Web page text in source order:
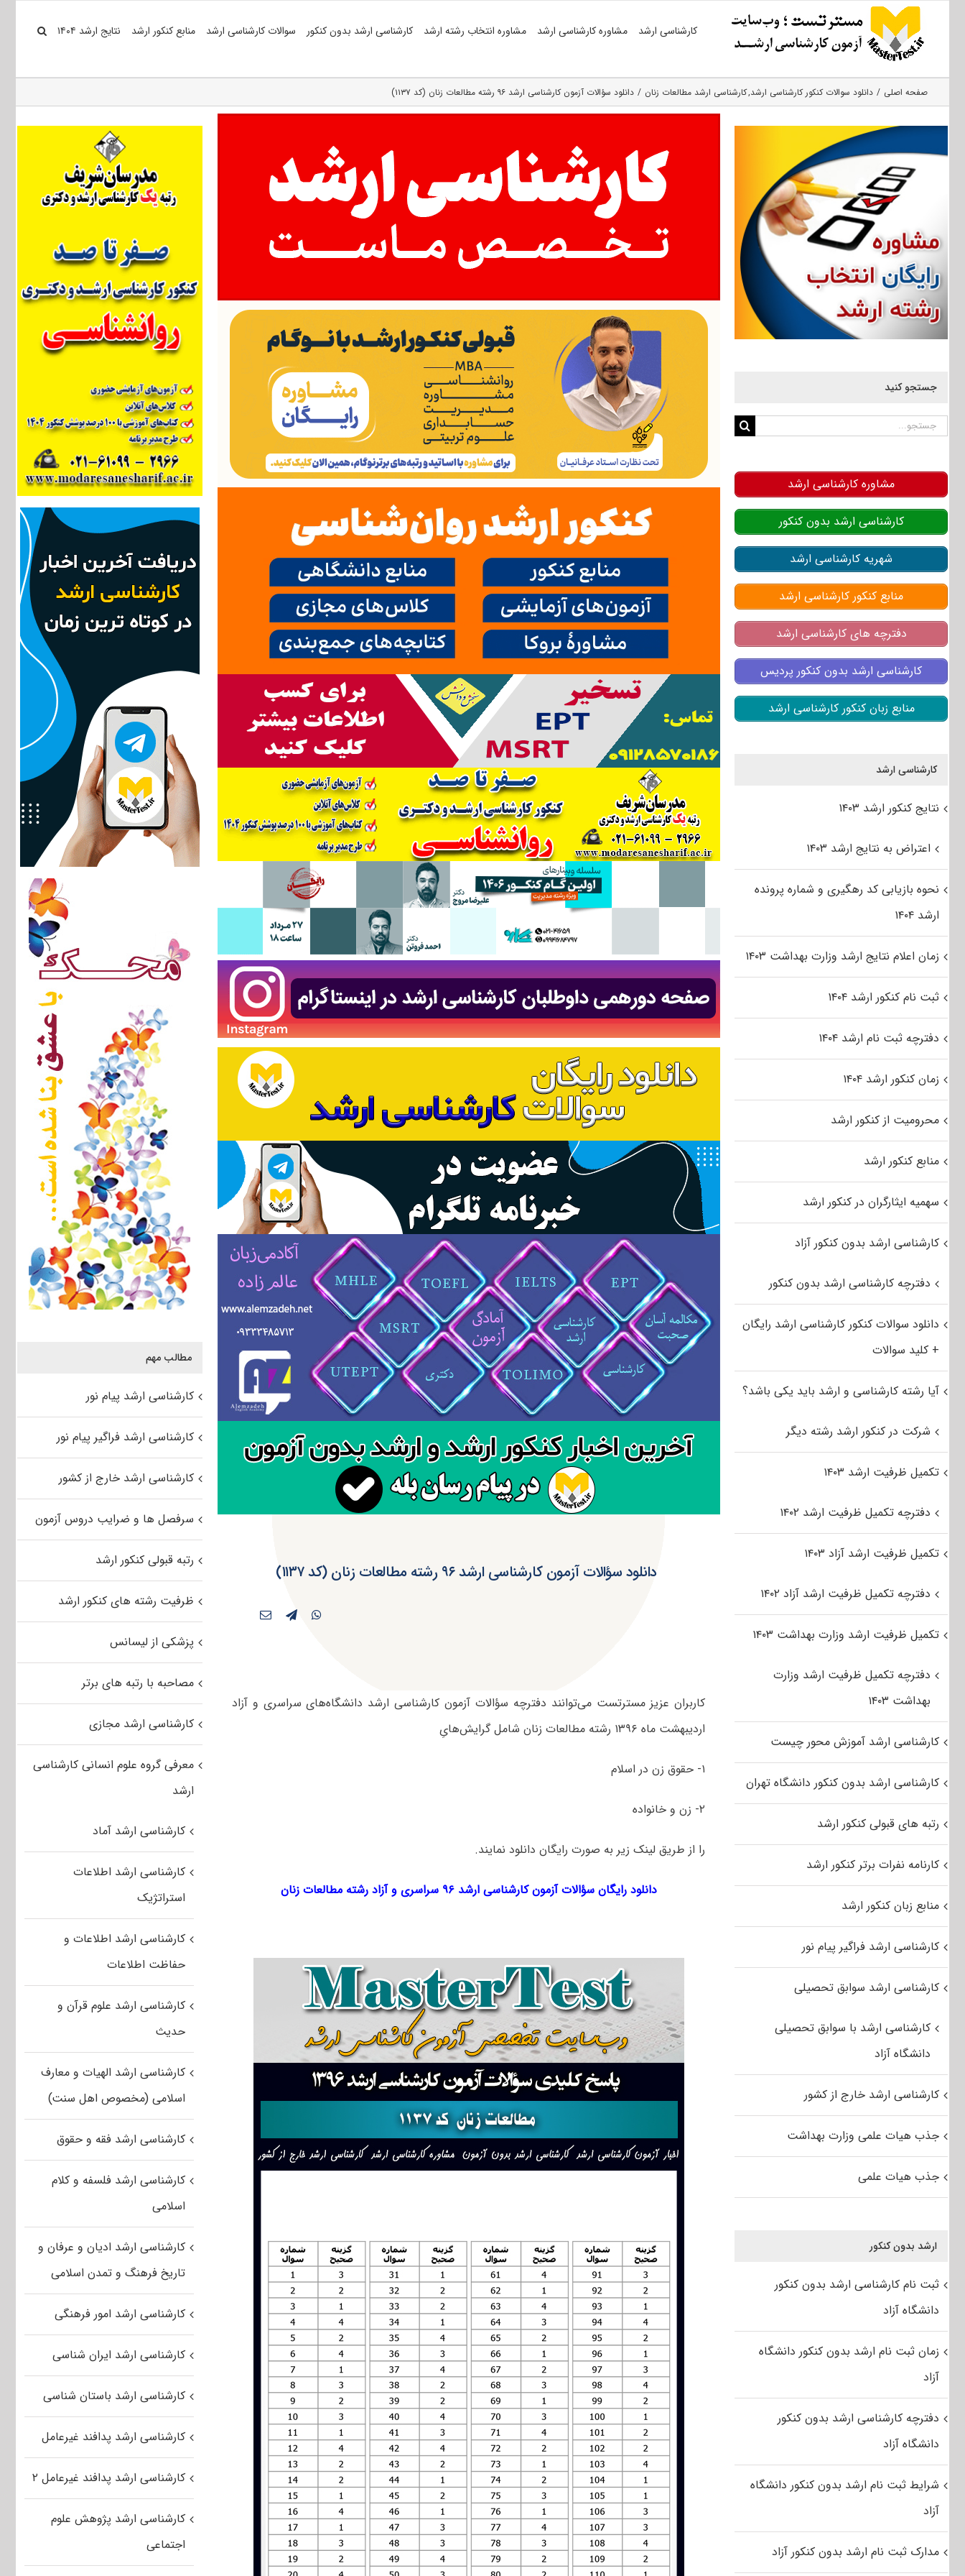
کارشناسی ارشد مشاوره کارشناسی ارشد مشاوره انتخاب رشته ارشد کارشناسی ارشد بدون کنکور سوالات کارشناسی ارشد منابع کنکور ارشد نتایج ارشد ۱۴۰۴
صفحه اصلی دانلود سوالات کنکور کارشناسی ارشد کارشناسی ارشد مطالعات زنان دانلود سؤالات آزمون کارشناسی ارشد ۹۶ رشته مطالعات زنان (کد ۱۱۳۷)
دانلود سؤالات آزمون کارشناسی ارشد ۹۶ رشته مطالعات زنان (کد ۱۱۳۷)
کاربران عزیز مسترتست می‌توانند دفترچه سؤالات آزمون کارشناسی ارشد دانشگاه‌های سراسری و آزاد
اردیبهشت ماه ۱۳۹۶ رشته مطالعات زنان شامل گرایش‌هایِ
۱- حقوق زن در اسلام
۲- زن و خانواده
را از طریق لینک‌ زیر به صورت رایگان دانلود نمایند.
دانلود رایگان سؤالات آزمون کارشناسی ارشد ۹۶ سراسری و آزاد رشته مطالعات زنان
مطالب مهم
کارشناسی ارشد پیام نور
کارشناسی ارشد فراگیر پیام نور
کارشناسی ارشد خارج از کشور
سرفصل ها و ضرایب دروس آزمون
رتبه قبولی کنکور ارشد
ظرفیت رشته های کنکور ارشد
پزشکی از لیسانس
مصاحبه با رتبه های برتر
کارشناسی ارشد مجازی
معرفی گروه علوم انسانی کارشناسی
ارشد
کارشناسی ارشد آماد
کارشناسی ارشد اطلاعات
استراتژیک
کارشناسی ارشد اطلاعات و
حفاظت اطلاعات
کارشناسی ارشد علوم قرآن و
حدیث
کارشناسی ارشد الهیات و معارف
اسلامی (مخصوص اهل سنت)
کارشناسی ارشد فقه و حقوق
کارشناسی ارشد فلسفه و کلام
اسلامی
کارشناسی ارشد ادیان و عرفان و
تاریخ فرهنگ و تمدن اسلامی
کارشناسی ارشد امور فرهنگی
کارشناسی ارشد ایران شناسی
کارشناسی ارشد باستان شناسی
کارشناسی ارشد پدافند غیرعامل
کارشناسی ارشد پدافند غیرعامل ۲
کارشناسی ارشد پژوهش علوم
اجتماعی
جستجو کنید
جستجو
مشاوره کارشناسی ارشد
کارشناسی ارشد بدون کنکور
شهریه کارشناسی ارشد
منابع کنکور کارشناسی ارشد
دفترچه های کارشناسی ارشد
کارشناسی ارشد بدون کنکور پردیس
منابع زبان کنکور کارشناسی ارشد
کارشناسی ارشد
نتایج کنکور ارشد ۱۴۰۳
اعتراض به نتایج ارشد ۱۴۰۳
نحوه بازیابی کد رهگیری و شماره پرونده
ارشد ۱۴۰۴
زمان اعلام نتایج ارشد وزارت بهداشت ۱۴۰۳
ثبت نام کنکور ارشد ۱۴۰۴
دفترچه ثبت نام ارشد ۱۴۰۴
زمان کنکور ارشد ۱۴۰۴
محرومیت از کنکور ارشد
منابع کنکور ارشد
سهمیه ایثارگران در کنکور ارشد
کارشناسی ارشد بدون کنکور آزاد
دفترچه کارشناسی ارشد بدون کنکور
دانلود سوالات کنکور کارشناسی ارشد رایگان
+ کلید سوالات
آیا رشته کارشناسی و ارشد باید یکی باشد؟
شرکت در کنکور ارشد رشته دیگر
تکمیل ظرفیت ارشد ۱۴۰۳
دفترچه تکمیل ظرفیت ارشد ۱۴۰۲
تکمیل ظرفیت ارشد آزاد ۱۴۰۳
دفترچه تکمیل ظرفیت ارشد آزاد ۱۴۰۲
تکمیل ظرفیت ارشد وزارت بهداشت ۱۴۰۳
دفترچه تکمیل ظرفیت ارشد وزارت
بهداشت ۱۴۰۳
کارشناسی ارشد آموزش محور چیست
کارشناسی ارشد بدون کنکور دانشگاه تهران
رتبه های قبولی کنکور ارشد
کارنامه نفرات برتر کنکور ارشد
منابع زبان کنکور ارشد
کارشناسی ارشد فراگیر پیام نور
کارشناسی ارشد سوابق تحصیلی
کارشناسی ارشد با سوابق تحصیلی
دانشگاه آزاد
کارشناسی ارشد خارج از کشور
جذب هیات علمی وزارت بهداشت
جذب هیات علمی
ارشد بدون کنکور
ثبت نام کارشناسی ارشد بدون کنکور
دانشگاه آزاد
زمان ثبت نام ارشد بدون کنکور دانشگاه
آزاد
دفترچه کارشناسی ارشد بدون کنکور
دانشگاه آزاد
شرایط ثبت نام ارشد بدون کنکور دانشگاه
آزاد
مدارک ثبت نام ارشد بدون کنکور آزاد